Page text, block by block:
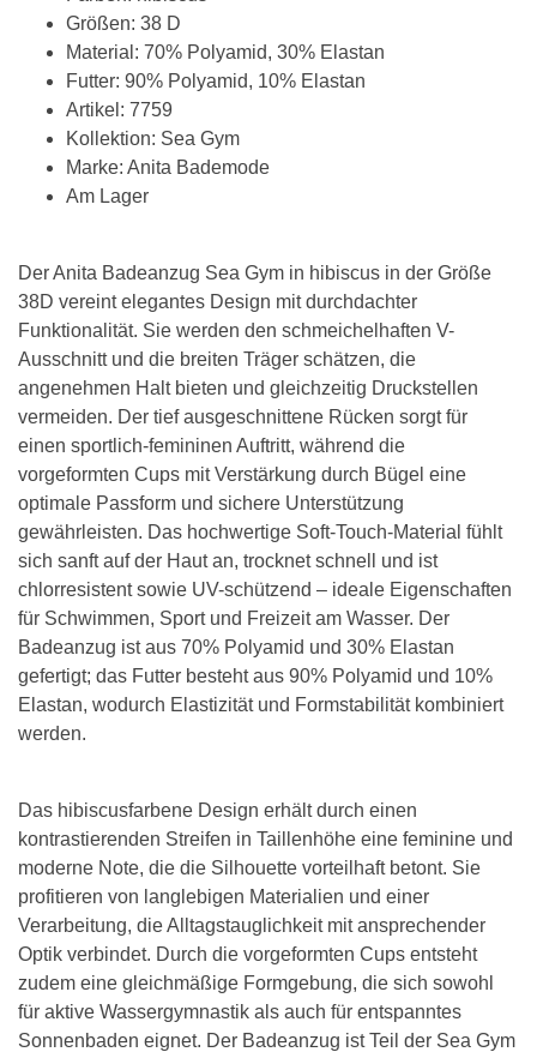
Größen: 38 D
Material: 70% Polyamid, 30% Elastan
Futter: 90% Polyamid, 10% Elastan
Artikel: 7759
Kollektion: Sea Gym
Marke: Anita Bademode
Am Lager
Der Anita Badeanzug Sea Gym in hibiscus in der Größe
38D vereint elegantes Design mit durchdachter
Funktionalität. Sie werden den schmeichelhaften V-
Ausschnitt und die breiten Träger schätzen, die
angenehmen Halt bieten und gleichzeitig Druckstellen
vermeiden. Der tief ausgeschnittene Rücken sorgt für
einen sportlich-femininen Auftritt, während die
vorgeformten Cups mit Verstärkung durch Bügel eine
optimale Passform und sichere Unterstützung
gewährleisten. Das hochwertige Soft-Touch-Material fühlt
sich sanft auf der Haut an, trocknet schnell und ist
chlorresistent sowie UV-schützend – ideale Eigenschaften
für Schwimmen, Sport und Freizeit am Wasser. Der
Badeanzug ist aus 70% Polyamid und 30% Elastan
gefertigt; das Futter besteht aus 90% Polyamid und 10%
Elastan, wodurch Elastizität und Formstabilität kombiniert
werden.
Das hibiscusfarbene Design erhält durch einen
kontrastierenden Streifen in Taillenhöhe eine feminine und
moderne Note, die die Silhouette vorteilhaft betont. Sie
profitieren von langlebigen Materialien und einer
Verarbeitung, die Alltagstauglichkeit mit ansprechender
Optik verbindet. Durch die vorgeformten Cups entsteht
zudem eine gleichmäßige Formgebung, die sich sowohl
für aktive Wassergymnastik als auch für entspanntes
Sonnenbaden eignet. Der Badeanzug ist Teil der Sea Gym